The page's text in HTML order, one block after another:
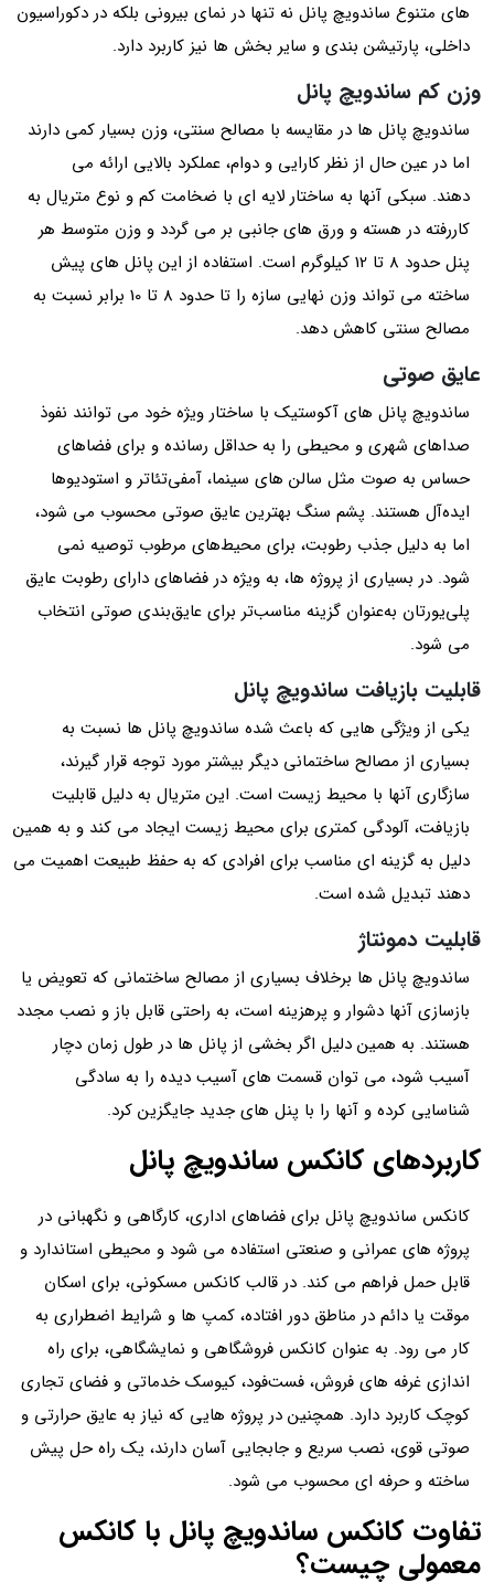
های متنوع ساندویچ پانل نه تنها در نمای بیرونی بلکه در دکوراسیون
داخلی، پارتیشن بندی و سایر بخش‌ ها نیز کاربرد دارد.
وزن کم ساندویچ پانل
ساندویچ پانل ها در مقایسه با مصالح سنتی، وزن بسیار کمی دارند
اما در عین حال از نظر کارایی و دوام، عملکرد بالایی ارائه می
دهند. سبکی آنها به ساختار لایه ای با ضخامت کم و نوع متریال به
کاررفته در هسته و ورق‌ های جانبی بر می گردد و وزن متوسط هر
پنل حدود 8 تا 12 کیلوگرم است. استفاده از این پانل‌ های پیش‌
ساخته می تواند وزن نهایی سازه را تا حدود 8 تا 10 برابر نسبت به
مصالح سنتی کاهش دهد.
عایق صوتی
ساندویچ پانل های آکوستیک با ساختار ویژه خود می‌ توانند نفوذ
صداهای شهری و محیطی را به حداقل رسانده و برای فضاهای
حساس به صوت مثل سالن‌ های سینما، آمفی‌تئاتر و استودیوها
ایده‌آل هستند. پشم‌ سنگ بهترین عایق صوتی محسوب می‌ شود،
اما به‌ دلیل جذب رطوبت، برای محیط‌های مرطوب توصیه نمی‌
شود. در بسیاری از پروژه‌ ها، به‌ ویژه در فضاهای دارای رطوبت عایق
پلی‌یورتان به‌عنوان گزینه مناسب‌تر برای عایق‌بندی صوتی انتخاب
می‌ شود.
قابلیت بازیافت ساندویچ پانل
یکی از ویژگی هایی که باعث شده ساندویچ پانل‌ ها نسبت به
بسیاری از مصالح ساختمانی دیگر بیشتر مورد توجه قرار گیرند،
سازگاری آنها با محیط‌ زیست است. این متریال به دلیل قابلیت
بازیافت، آلودگی کمتری برای محیط زیست ایجاد می کند و به همین
دلیل به گزینه ای مناسب برای افرادی که به حفظ طبیعت اهمیت می
دهند تبدیل شده است.
قابلیت دمونتاژ
ساندویچ پانل ها برخلاف بسیاری از مصالح ساختمانی که تعویض یا
بازسازی آنها دشوار و پرهزینه است، به راحتی قابل باز و نصب مجدد
هستند. به همین دلیل اگر بخشی از پانل‌ ها در طول زمان دچار
آسیب شود، می توان قسمت‌ های آسیب‌ دیده را به‌ سادگی
شناسایی کرده و آنها را با پنل‌ های جدید جایگزین کرد.
کاربردهای کانکس ساندویچ پانل
کانکس ساندویچ پانل برای فضاهای اداری، کارگاهی و نگهبانی در
پروژه‌ های عمرانی و صنعتی استفاده می شود و محیطی استاندارد و
قابل‌ حمل فراهم می کند. در قالب کانکس مسکونی، برای اسکان
موقت یا دائم در مناطق دور افتاده، کمپ‌ ها و شرایط اضطراری به
کار می رود. به‌ عنوان کانکس فروشگاهی و نمایشگاهی، برای راه
اندازی غرفه‌ های فروش، فست‌فود، کیوسک خدماتی و فضای تجاری
کوچک کاربرد دارد. همچنین در پروژه‌ هایی که نیاز به عایق حرارتی و
صوتی قوی، نصب سریع و جابجایی آسان دارند، یک راه حل پیش‌
ساخته و حرفه ای محسوب می شود.
تفاوت کانکس ساندویچ پانل با کانکس
معمولی چیست؟